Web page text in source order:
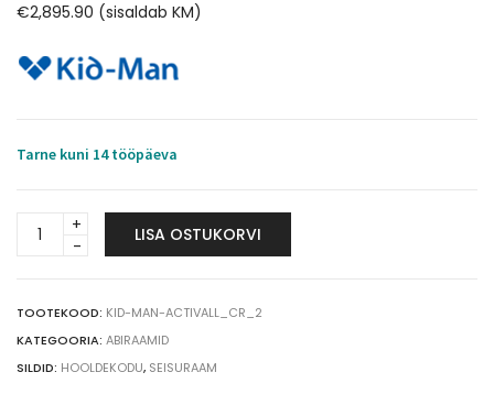
€2,895.90 (sisaldab KM)
Tarne kuni 14 tööpäeva
Dünaamiline
seisuraam
LISA OSTUKORVI
TOOTEKOOD: KID-MAN-ACTIVALL_CR_2
KATEGOORIA: ABIRAAMID
SILDID: HOOLDEKODU, SEISURAAM